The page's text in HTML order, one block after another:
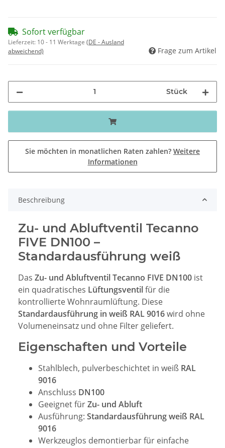
Sofort verfügbar
Lieferzeit: 10 - 11 Werktage (DE - Ausland
abweichend)
Frage zum Artikel
Stück
Sie möchten in monatlichen Raten zahlen? Weitere
Informationen
Beschreibung
Zu- und Abluftventil Tecanno
FIVE DN100 –
Standardausführung weiß
Das Zu- und Abluftventil Tecanno FIVE DN100 ist
ein quadratisches Lüftungsventilfür die
kontrollierte Wohnraumlüftung. Diese
Standardausführung in weiß RAL 9016wird ohne
Volumeneinsatz und ohne Filter geliefert.
Eigenschaften und Vorteile
Stahlblech, pulverbeschichtet in weiß RAL
9016
Anschluss DN100
Geeignet fürZu- und Abluft
Ausführung: Standardausführung weiß RAL
9016
Werkzeuglos demontierbar für einfache